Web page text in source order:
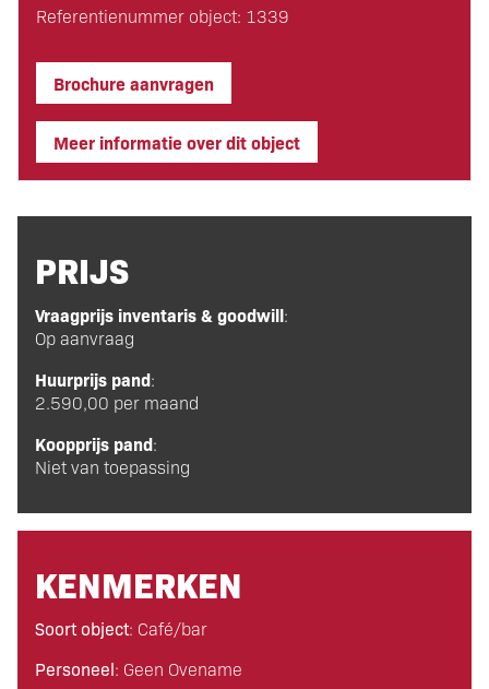
Referentienummer object: 1339
Brochure aanvragen
Meer informatie over dit object
PRIJS
Vraagprijs inventaris & goodwill:
Op aanvraag
Huurprijs pand:
2.590,00 per maand
Koopprijs pand:
Niet van toepassing
KENMERKEN
Soort object: Café/bar
Personeel: Geen Ovename